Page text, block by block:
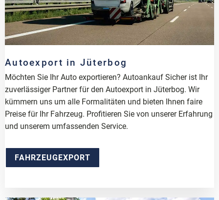
Autoexport in Jüterbog
Möchten Sie Ihr Auto exportieren? Autoankauf Sicher ist Ihr
zuverlässiger Partner für den Autoexport in Jüterbog. Wir
kümmern uns um alle Formalitäten und bieten Ihnen faire
Preise für Ihr Fahrzeug. Profitieren Sie von unserer Erfahrung
und unserem umfassenden Service.
FAHRZEUGEXPORT